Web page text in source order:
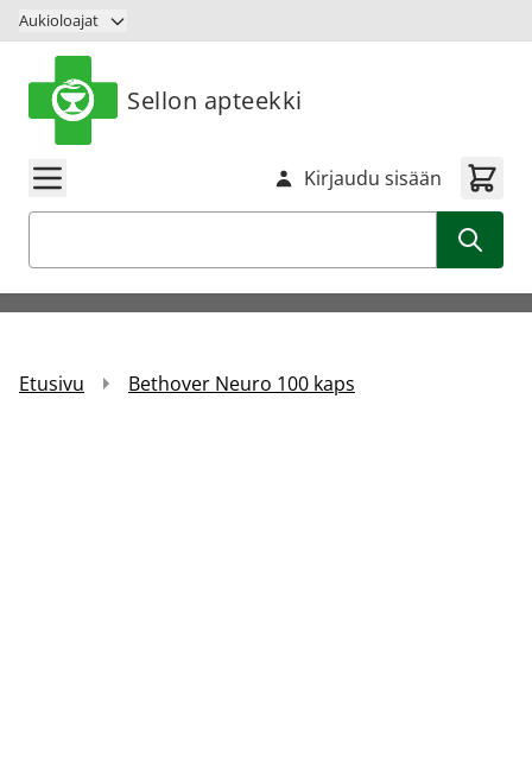
Siirry sisältöön
Aukioloajat
Sellon apteekki
Kirjaudu sisään
Etusivu Bethover Neuro 100 kaps